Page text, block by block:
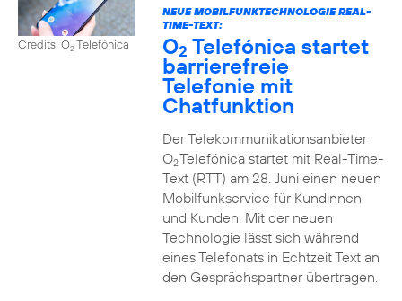
Credits: O2Telefónica
NEUE MOBILFUNKTECHNOLOGIE REAL-
TIME-TEXT:
O2 Telefónica startet
barrierefreie
Telefonie mit
Chatfunktion
Der Telekommunikationsanbieter
O2Telefónica startet mit Real-Time-
Text (RTT) am 28. Juni einen neuen
Mobilfunkservice für Kundinnen
und Kunden. Mit der neuen
Technologie lässt sich während
eines Telefonats in Echtzeit Text an
den Gesprächspartner übertragen.